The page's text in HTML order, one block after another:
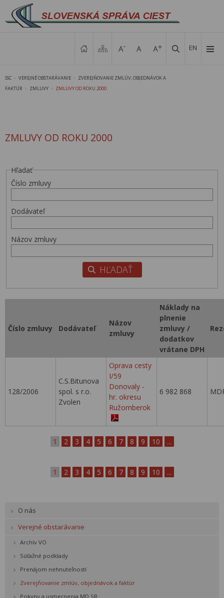
EN
SSC VEREJNÉ OBSTARÁVANIE
ZVEREJŇOVANIE ZMLÚV, OBJEDNÁVOK A
FAKTÚR
ZMLUVY ZMLUVY OD ROKU 2000
ZMLUVY OD ROKU 2000
Hľadať
Číslo zmluvy
Dodávateľ
Názov zmluvy
Číslo zmluvy Dodávateľ
Názov
zmluvy
Náklady na
plnenie
zmluvy /
dodatkov
vrátane DPH
128/2006
C.S.Bitunova
spol. s r.o.
Zvolen
Oprava cesty
I/59
Donovaly -
hr. okresu
Ružomberok
6 982 868
1 2 3 4 5 6 7 8 9 10 ...
1 2 3 4 5 6 7 8 9 10 ...
O nás
Verejné obstarávanie
Archív VO
Súťažné podklady
Prenájom nehnuteľností
Zverejňovanie zmlúv, objednávok a faktúr
Pokyny a usmernenia MD SR